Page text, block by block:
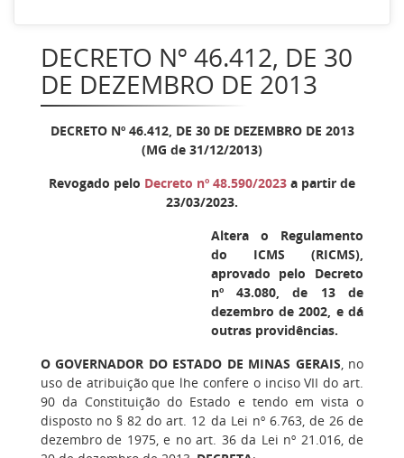
DECRETO Nº 46.412, DE 30
DE DEZEMBRO DE 2013
DECRETO Nº 46.412, DE 30 DE DEZEMBRO DE 2013
(MG de 31/12/2013)
Revogado pelo Decreto nº 48.590/2023 a partir de
23/03/2023.
Altera o Regulamento
do ICMS (RICMS),
aprovado pelo Decreto
nº 43.080, de 13 de
dezembro de 2002, e dá
outras providências.
O GOVERNADOR DO ESTADO DE MINAS GERAIS, no
uso de atribuição que lhe confere o inciso VII do art.
90 da Constituição do Estado e tendo em vista o
disposto no § 82 do art. 12 da Lei nº 6.763, de 26 de
dezembro de 1975, e no art. 36 da Lei nº 21.016, de